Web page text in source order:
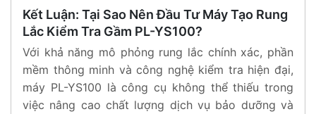
Kết Luận: Tại Sao Nên Đầu Tư Máy Tạo Rung
Lắc Kiểm Tra Gầm PL-YS100?
Với khả năng mô phỏng rung lắc chính xác, phần
mềm thông minh và công nghệ kiểm tra hiện đại,
máy PL-YS100 là công cụ không thể thiếu trong
việc nâng cao chất lượng dịch vụ bảo dưỡng và